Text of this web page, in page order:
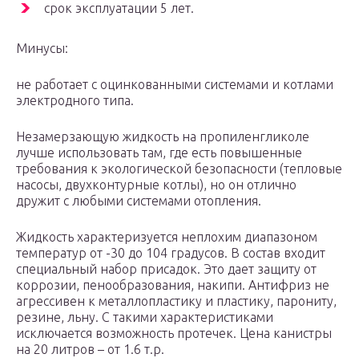
срок эксплуатации 5 лет.
Минусы:
не работает с оцинкованными системами и котлами
электродного типа.
Незамерзающую жидкость на пропиленгликоле
лучше использовать там, где есть повышенные
требования к экологической безопасности (тепловые
насосы, двухконтурные котлы), но он отлично
дружит с любыми системами отопления.
Жидкость характеризуется неплохим диапазоном
температур от -30 до 104 градусов. В состав входит
специальный набор присадок. Это дает защиту от
коррозии, пенообразования, накипи. Антифриз не
агрессивен к металлопластику и пластику, парониту,
резине, льну. С такими характеристиками
исключается возможность протечек. Цена канистры
на 20 литров – от 1.6 т.р.